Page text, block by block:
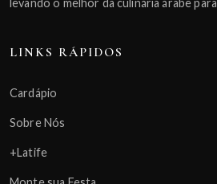
levando o melhor da culinária árabe
LINKS RÁPIDOS
Cardápio
Sobre Nós
+Latife